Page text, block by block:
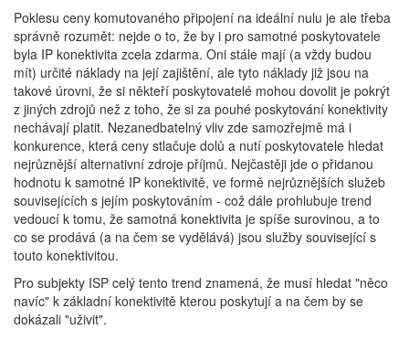
Poklesu ceny komutovaného připojení na ideální nulu je ale třeba
správně rozumět: nejde o to, že by i pro samotné poskytovatele
byla IP konektivita zcela zdarma. Oni stále mají (a vždy budou
mít) určité náklady na její zajištění, ale tyto náklady již jsou na
takové úrovni, že si někteří poskytovatelé mohou dovolit je pokrýt
z jiných zdrojů než z toho, že si za pouhé poskytování konektivity
nechávají platit. Nezanedbatelný vliv zde samozřejmě má i
konkurence, která ceny stlačuje dolů a nutí poskytovatele hledat
nejrůznější alternativní zdroje příjmů. Nejčastěji jde o přidanou
hodnotu k samotné IP konektivitě, ve formě nejrůznějších služeb
souvisejících s jejím poskytováním - což dále prohlubuje trend
vedoucí k tomu, že samotná konektivita je spíše surovinou, a to
co se prodává (a na čem se vydělává) jsou služby související s
touto konektivitou.
Pro subjekty ISP celý tento trend znamená, že musí hledat "něco
navíc" k základní konektivitě kterou poskytují a na čem by se
dokázali "uživit".